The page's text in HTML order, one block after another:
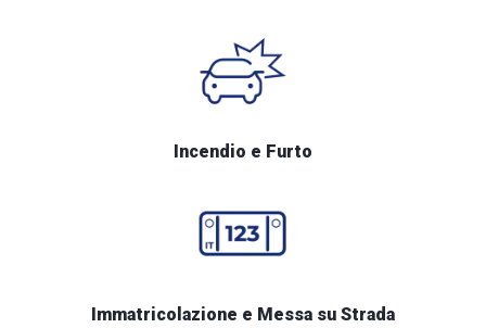
Incendio e Furto
Immatricolazione e Messa su Strada